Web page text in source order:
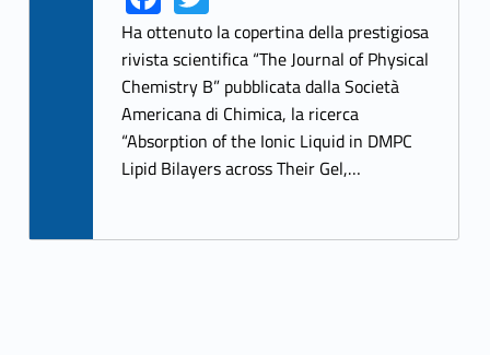
ce
b
o
o
k
w
itt
er
Ha ottenuto la copertina della prestigiosa
rivista scientifica “The Journal of Physical
Chemistry B” pubblicata dalla Società
Americana di Chimica, la ricerca
“Absorption of the Ionic Liquid in DMPC
Lipid Bilayers across Their Gel,…